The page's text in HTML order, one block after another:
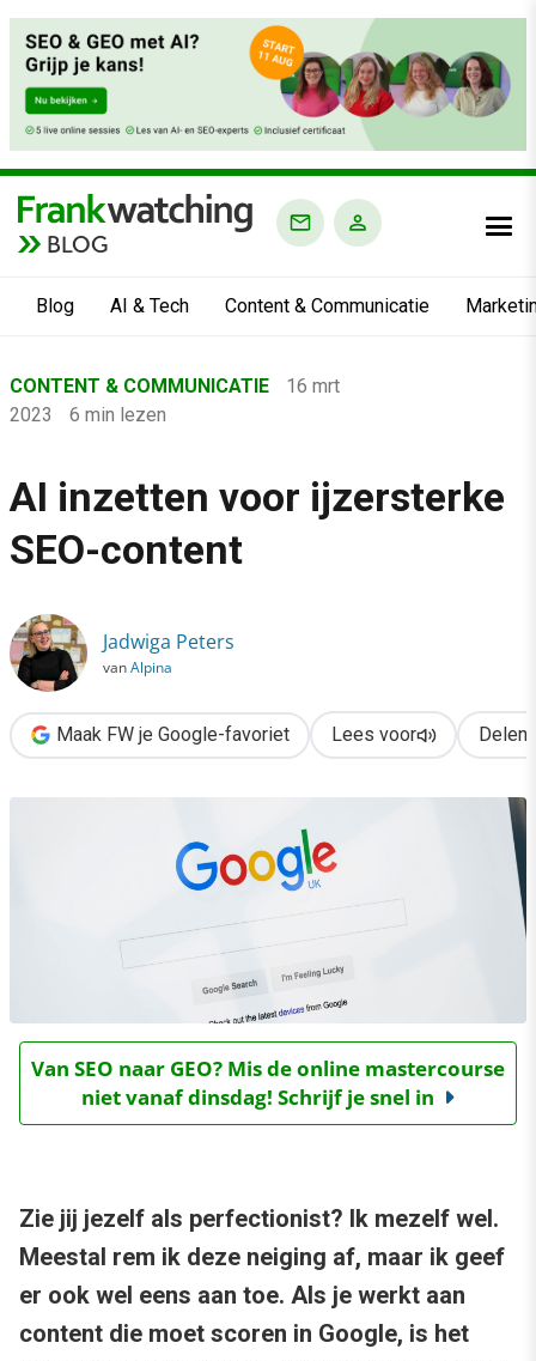
BLOG
Blog AI & Tech Content & Communicatie
›
Content & Communicatie
›
CONTENT & COMMUNICATIE
16 mrt
2023
6 min lezen
AI inzetten voor ijzersterke
SEO-content
Jadwiga Peters
vanAlpina
Maak FW je Google-favoriet Lees voor Delen
Van SEO naar GEO? Mis de online mastercourse
niet vanaf dinsdag! Schrijf je snel in
Zie jij jezelf als perfectionist? Ik mezelf wel.
Meestal rem ik deze neiging af, maar ik geef
er ook wel eens aan toe. Als je werkt aan
content die moet scoren in Google, is het